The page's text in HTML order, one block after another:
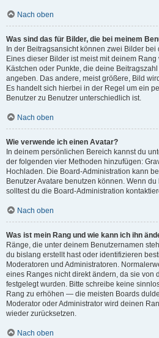
Nach oben
Was sind das für Bilder, die bei meinem
In der Beitragsansicht können zwei Bilder
Eines dieser Bilder ist meist mit deinem
Kästchen oder Punkte, die deine
angeben. Das andere, meist größere, Bild
Es handelt sich hierbei in der Regel um ein
Benutzer zu Benutzer unterschiedlich ist.
Nach oben
Wie verwende ich einen Avatar?
In deinem persönlichen Bereich kannst du
der folgenden vier Methoden hinzufügen:
Hochladen. Die Board-Administration kann
Benutzer Avatare benutzen können. Wenn
solltest du die Board-Administration
Nach oben
Was ist mein Rang und wie kann ich ihn
Ränge, die unter deinem Benutzernamen
du bislang erstellt hast oder identifizieren
Moderatoren und Administratoren.
eines Ranges nicht direkt ändern, da sie von
festgelegt wurden. Bitte schreibe keine
Rang zu erhöhen — die meisten Boards
Moderator oder Administrator wird deinen
wieder zurücksetzen.
Nach oben